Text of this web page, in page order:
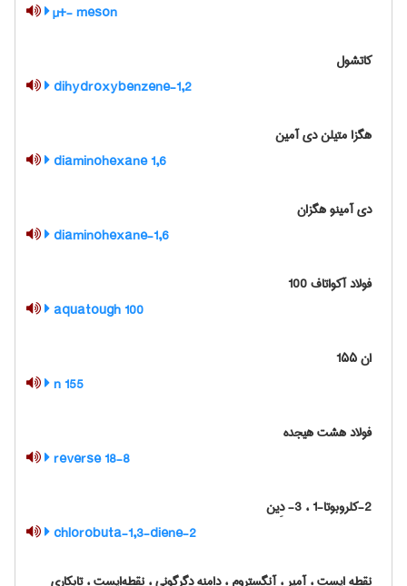
µ+- meson
کاتشول
1,2-dihydroxybenzene
هگزا متیلن دی آمین
1,6 diaminohexane
دی آمینو هگزان
1,6-diaminohexane
فولاد آکواتاف 100
100 aquatough
ان 1۵۵
155 n
فولاد هشت هیجده
18-8 reverse
2-کلروبوتا-1 ، 3- دِین
2-chlorobuta-1,3-diene